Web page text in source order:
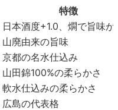
特徴
日本酒度+1.0、燗で旨味が
山廃由来の旨味
京都の名水仕込み
山田錦100%の柔らかさ
軟水仕込みの柔らかさ
広島の代表格